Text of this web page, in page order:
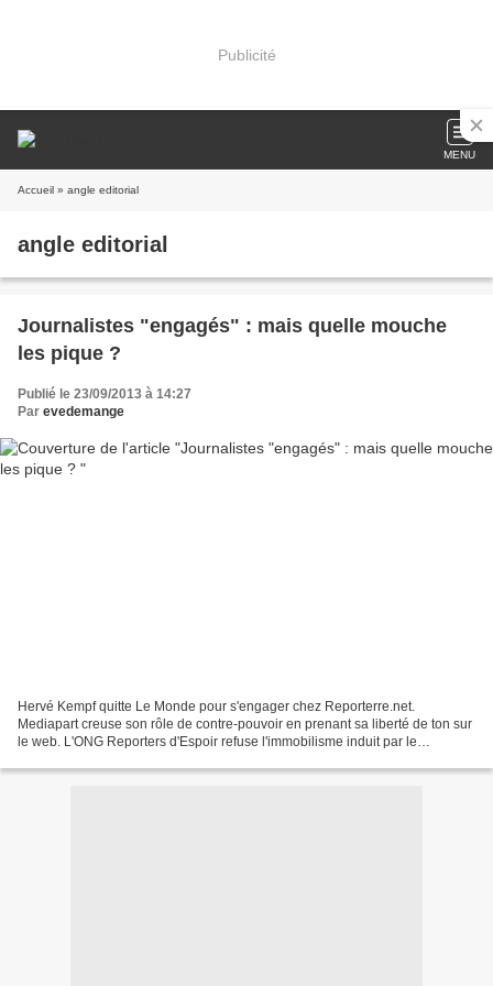
Publicité
MENU
Accueil » angle editorial
angle editorial
Journalistes "engagés" : mais quelle mouche
les pique ?
Publié le 23/09/2013 à 14:27
Par evedemange
Hervé Kempf quitte Le Monde pour s'engager chez Reporterre.net.
Mediapart creuse son rôle de contre-pouvoir en prenant sa liberté de ton sur
le web. L'ONG Reporters d'Espoir refuse l'immobilisme induit par le